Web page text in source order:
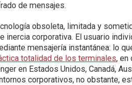
de mensajes.
obsoleta, limitada y
corporativa. El usuario
mensajería instantánea: lo
totalidad de los terminales, en
en Estados Unidos, Canadá,
corporativos, no obstante,